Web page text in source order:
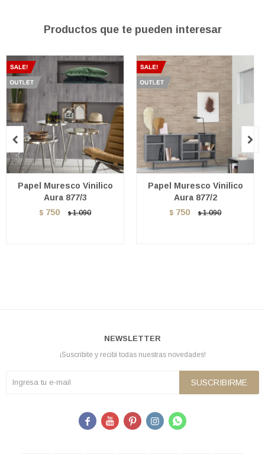
Productos que te pueden interesar
Papel Muresco Vinilico
Aura 877/3
$ 750 $ 1.090
Papel Muresco Vinilico
Aura 877/2
$ 750 $ 1.090
 
NEWSLETTER
¡Suscribite y recibí todas nuestras novedades!
SUSCRIBIRME
    